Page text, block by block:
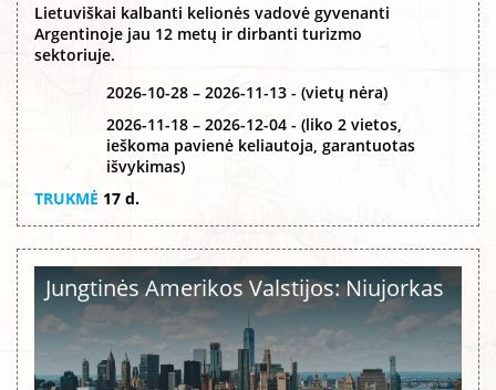
Lietuviškai kalbanti kelionės vadovė gyvenanti
Argentinoje jau 12 metų ir dirbanti turizmo
sektoriuje.
2026-10-28 – 2026-11-13 - (vietų nėra)
2026-11-18 – 2026-12-04 - (liko 2 vietos,
ieškoma pavienė keliautoja, garantuotas
išvykimas)
TRUKMĖ 17 d.
Jungtinės Amerikos Valstijos: Niujorkas